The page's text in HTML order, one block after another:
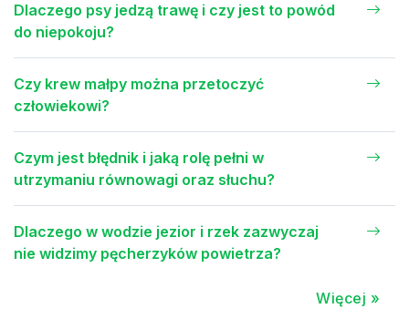
Dlaczego psy jedzą trawę i czy jest to powód
do niepokoju?
Czy krew małpy można przetoczyć
człowiekowi?
Czym jest błędnik i jaką rolę pełni w
utrzymaniu równowagi oraz słuchu?
Dlaczego w wodzie jezior i rzek zazwyczaj
nie widzimy pęcherzyków powietrza?
Więcej »